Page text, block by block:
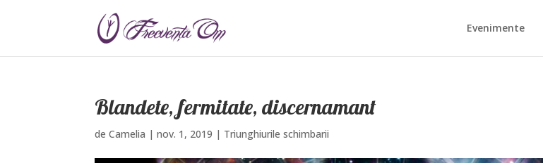
Evenimente
Blandete, fermitate, discernamant
deCamelia |nov. 1, 2019 | Triunghiurile schimbarii